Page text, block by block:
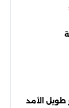
طويل الأمد